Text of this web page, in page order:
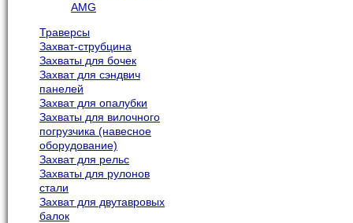
AMG
Траверсы
Захват-струбцина
Захваты для бочек
Захват для сэндвич
панелей
Захват для опалубки
Захваты для вилочного
погрузчика (навесное
оборудование)
Захват для рельс
Захваты для рулонов
стали
Захват для двутавровых
балок